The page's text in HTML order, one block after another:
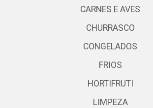
CARNES E AVES
CHURRASCO
CONGELADOS
FRIOS
HORTIFRUTI
LIMPEZA